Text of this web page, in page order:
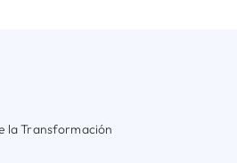
la Transformación